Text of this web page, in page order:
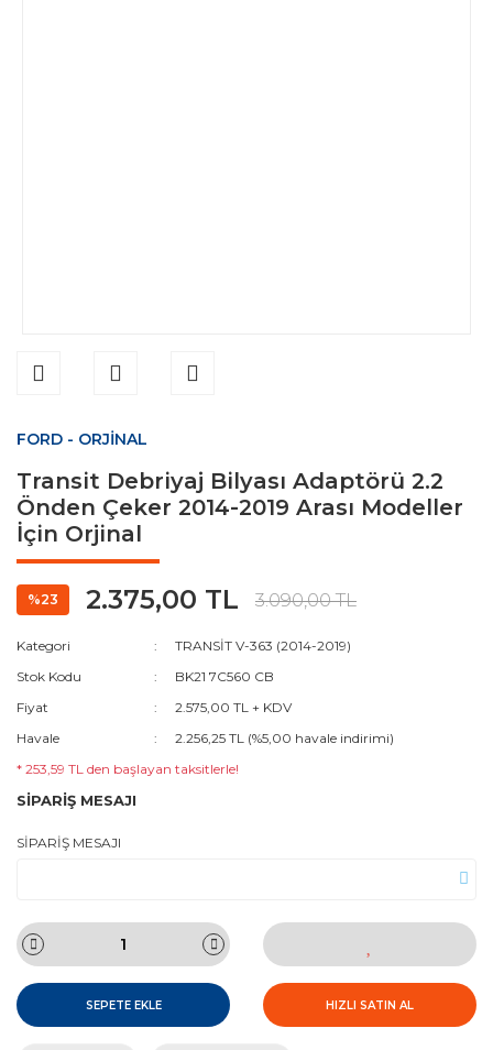
FORD - ORJİNAL
Transit Debriyaj Bilyası Adaptörü 2.2
Önden Çeker 2014-2019 Arası Modeller
İçin Orjinal
%23 2.375,00 TL 3.090,00 TL
Kategori
TRANSİT V-363 (2014-2019)
Stok Kodu
BK21 7C560 CB
Fiyat
2.575,00 TL + KDV
Havale
2.256,25 TL (%5,00 havale indirimi)
* 253,59 TL den başlayan taksitlerle!
SİPARİŞ MESAJI
SİPARİŞ MESAJI
SEPETE EKLE HIZLI SATIN AL